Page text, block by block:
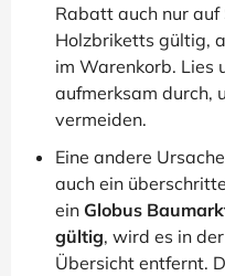
Rabatt auch nur
Holzbriketts gültig,
im Warenkorb. Lies
aufmerksam durch,
vermeiden.
Eine andere
auch ein
ein Globus
gültig, wird es in
Übersicht entfernt.